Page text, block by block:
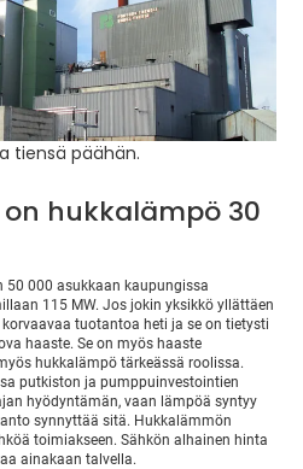
tiensä päähän.
hukkalämpö 30
000 asukkaan kaupungissa
115 MW. Jos jokin yksikkö yllättäen
tuotantoa heti ja se on tietysti
haaste. Se on myös haaste
hukkalämpö tärkeässä roolissa.
putkiston ja pumppuinvestointien
hyödyntämän, vaan lämpöä syntyy
synnyttää sitä. Hukkalämmön
toimiakseen. Sähkön alhainen hinta
ainakaan talvella.